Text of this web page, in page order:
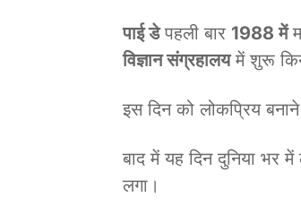
पाई डेपहली बार 1988 में
विज्ञान संग्रहालयमें शुरू
इस दिन को लोकप्रिय
बाद में यह दिन दुनिया भर
लगा।